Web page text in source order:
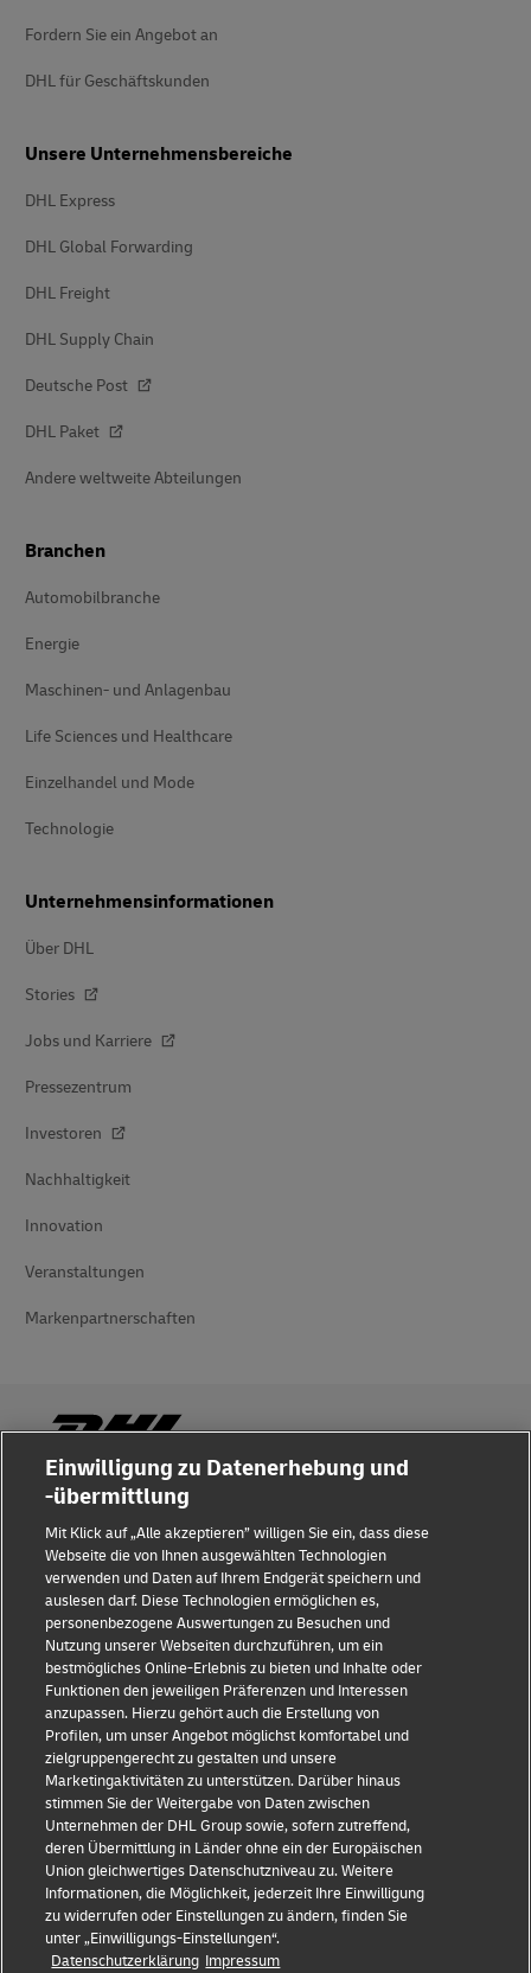
Fordern Sie ein Angebot an
DHL für Geschäftskunden
Unsere Unternehmensbereiche
DHL Express
DHL Global Forwarding
DHL Freight
DHL Supply Chain
Deutsche Post
DHL Paket
Andere weltweite Abteilungen
Branchen
Automobilbranche
Energie
Maschinen- und Anlagenbau
Life Sciences und Healthcare
Einzelhandel und Mode
Technologie
Unternehmensinformationen
Über DHL
Stories
Jobs und Karriere
Pressezentrum
Investoren
Nachhaltigkeit
Innovation
Veranstaltungen
Markenpartnerschaften
Betrugserkennung
Rechtliche Hinweise
Nutzungsbedingungen
Datenschutzhinweis
Streitbeilegung
Barrierefreiheit
Weitere Informationen
Cookie-Einstellungen
Folge uns
Einwilligung zu Datenerhebung und
-übermittlung
Mit Klick auf „Alle akzeptieren” willigen Sie ein, dass diese
Webseite die von Ihnen ausgewählten Technologien
verwenden und Daten auf Ihrem Endgerät speichern und
auslesen darf. Diese Technologien ermöglichen es,
personenbezogene Auswertungen zu Besuchen und
Nutzung unserer Webseiten durchzuführen, um ein
bestmögliches Online-Erlebnis zu bieten und Inhalte oder
Funktionen den jeweiligen Präferenzen und Interessen
anzupassen. Hierzu gehört auch die Erstellung von
Profilen, um unser Angebot möglichst komfortabel und
zielgruppengerecht zu gestalten und unsere
Marketingaktivitäten zu unterstützen. Darüber hinaus
stimmen Sie der Weitergabe von Daten zwischen
Unternehmen der DHL Group sowie, sofern zutreffend,
deren Übermittlung in Länder ohne ein der Europäischen
Union gleichwertiges Datenschutzniveau zu. Weitere
Informationen, die Möglichkeit, jederzeit Ihre Einwilligung
zu widerrufen oder Einstellungen zu ändern, finden Sie
unter „Einwilligungs-Einstellungen“.
Datenschutzerklärung Impressum